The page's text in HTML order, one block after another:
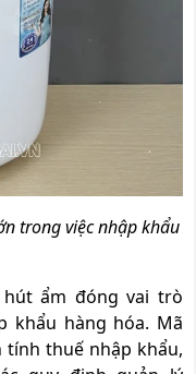
trong việc nhập khẩu
hút ẩm đóng vai trò
khẩu hàng hóa. Mã
tính thuế nhập khẩu,